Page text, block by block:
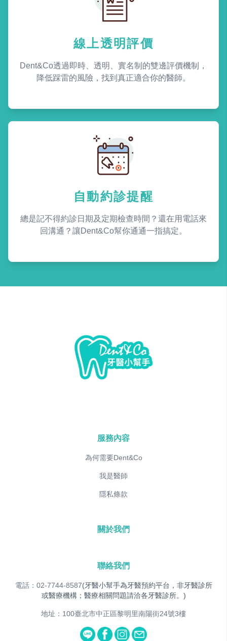
線上透明評價
Dent&Co透過即時、透明、實名制的雙邊評價機制，
降低踩雷的風險，找到真正適合你的醫師。
自動約診提醒
總是記不得約診日期及定期檢查時間？還在用電話來
回溝通？讓Dent&Co幫你通通一指搞定。
服務內容
為何需要Dent&Co
我是醫師
隱私條款
關於我們
聯絡我們
電話：02-7744-8587(牙醫小幫手為牙醫預約平台，非牙醫診所
或醫療機構；醫療相關問題請洽各牙醫診所。)
地址：100臺北市中正區黎明里南陽街24號3樓